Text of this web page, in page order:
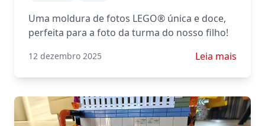
Uma moldura de fotos LEGO® única e doce,
perfeita para a foto da turma do nosso filho!
12 dezembro 2025 Saiba mais
Leia mais